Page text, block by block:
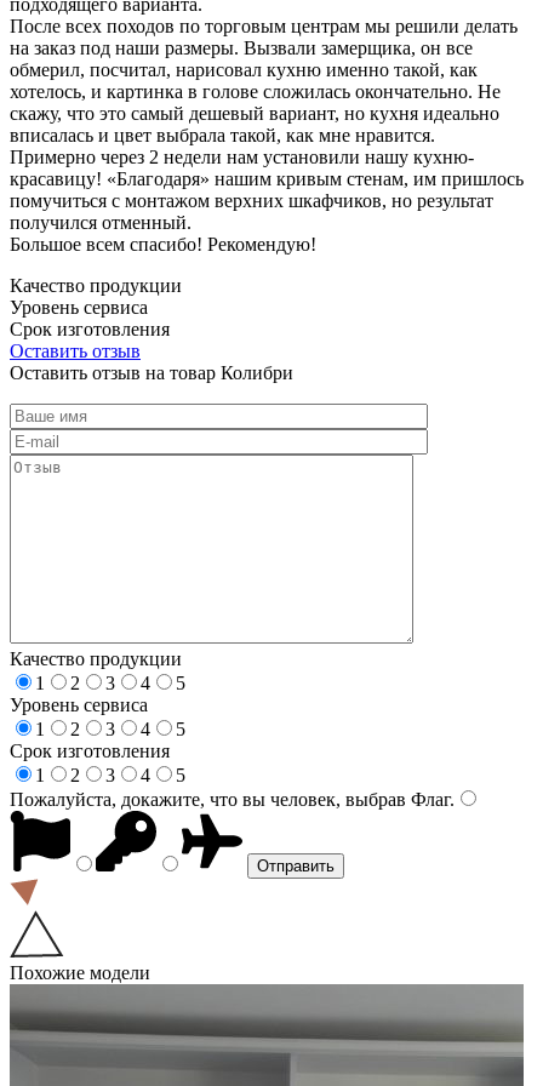
После всех походов по торговым центрам мы решили делать
на заказ под наши размеры. Вызвали замерщика, он все
обмерил, посчитал, нарисовал кухню именно такой, как
хотелось, и картинка в голове сложилась окончательно. Не
скажу, что это самый дешевый вариант, но кухня идеально
вписалась и цвет выбрала такой, как мне нравится.
Примерно через 2 недели нам установили нашу кухню-
красавицу! «Благодаря» нашим кривым стенам, им пришлось
помучиться с монтажом верхних шкафчиков, но результат
получился отменный.
Большое всем спасибо! Рекомендую!
Качество продукции
Уровень сервиса
Срок изготовления
Оставить отзыв
Оставить отзыв на товар Колибри
Качество продукции
1
2 3 4
5
Уровень сервиса
1
2 3 4
5
Срок изготовления
1
2 3 4
5
Пожалуйста, докажите, что вы человек, выбрав Флаг.
Похожие модели